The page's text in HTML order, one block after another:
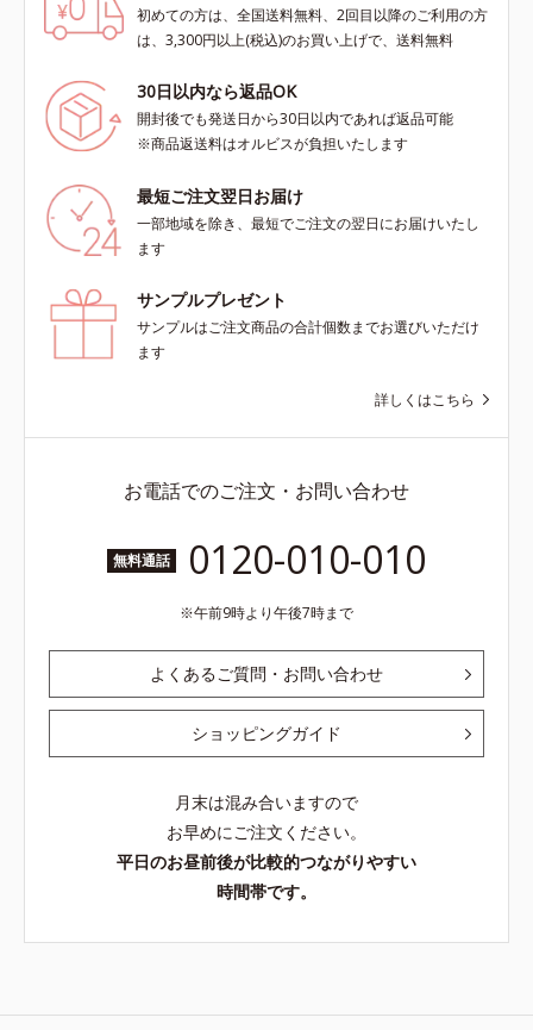
初めての方は、全国送料無料、2回目以降のご利用の方
は、3,300円以上(税込)のお買い上げで、送料無料
30日以内なら返品OK
開封後でも発送日から30日以内であれば返品可能
※商品返送料はオルビスが負担いたします
最短ご注文翌日お届け
一部地域を除き、最短でご注文の翌日にお届けいたし
ます
サンプルプレゼント
サンプルはご注文商品の合計個数までお選びいただけ
ます
詳しくはこちら
お電話でのご注文・お問い合わせ
無料通話 0120-010-010
午前9時より午後7時まで
よくあるご質問・お問い合わせ
ショッピングガイド
月末は混み合いますので
お早めにご注文ください。
平日のお昼前後が比較的つながりやすい
時間帯です。